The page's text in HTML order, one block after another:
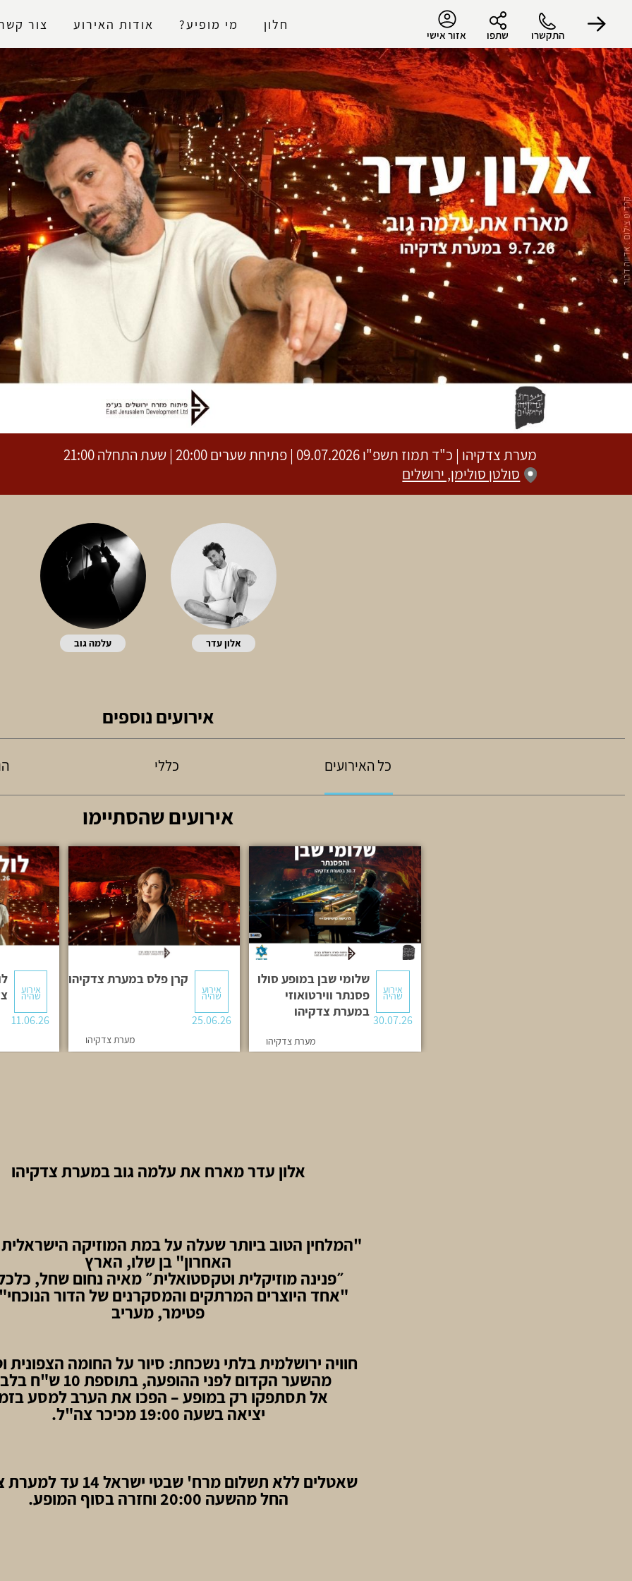
התקשרו שתפו אזור אישי
חלון מי מופיע? אודות האירוע צור
מערת צדקיהו | כ"ד תמוז תשפ"ו09.07.2026 | פתיחת שערים 20:00 | שעת התחלה 21:00
סולטן סולימן, ירושלים
אלון עדר עלמה גוב
אירועים נוספים
כל האירועים כללי
אירועים שהסתיימו
שלומי שבן במופע סולו
פסנתר ווירטואוזי
במערת צדקיהו
מערת צדקיהו
אירוע
שהיה
30.07.26
קרן פלס במערת צדקיהו
מערת צדקיהו
אירוע
שהיה
25.06.26
אירוע
שהיה
11.06.26
אלון עדר מארח את עלמה גוב במערת צדקיהו
"המלחין הטוב ביותר שעלה על במת המוזיקה
האחרון" בן שלו, הארץ
״פנינה מוזיקלית וטקסטואלית״ מאיה נחום שחל,
"אחד היוצרים המרתקים והמסקרנים של הדור
פטימר, מעריב
חוויה ירושלמית בלתי נשכחת: סיור על החומה הצפונית
מהשער הקדום לפני ההופעה, בתוספת 10 ש"ח בלבד!
אל תסתפקו רק במופע – הפכו את הערב למסע
יציאה בשעה 19:00 מכיכר צה"ל.
שאטלים ללא תשלום מרח' שבטי
החל מהשעה 20:00 וחזרה בסוף המופע.